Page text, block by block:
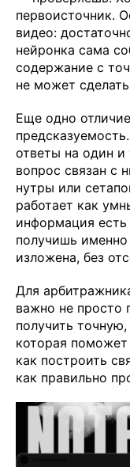
первоисточник.
видео:
нейронка сама
содержание с
не может сделать
Еще одно
ответы на один и
вопрос связан с
нутры или
работает как
информация
получишь
изложена, без
Для
важно не просто
получить
которая
как построить
как правильно